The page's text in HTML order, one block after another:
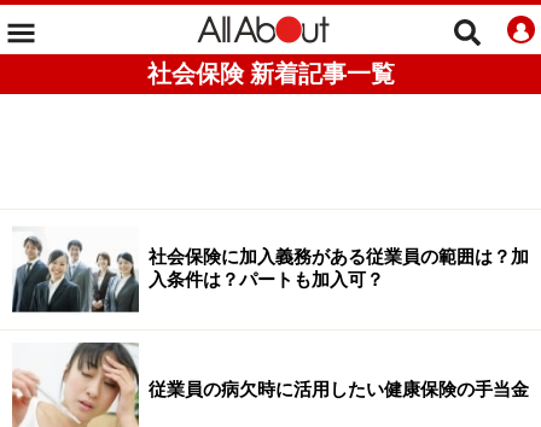
社会保険 新着記事一覧
社会保険に加入義務がある従業員の範囲は？加
入条件は？パートも加入可？
従業員の病欠時に活用したい健康保険の手当金